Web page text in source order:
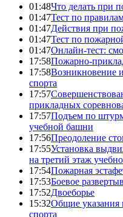
01:48Что делать при
01:47Тест по
01:47Действия при
01:47Тест по
01:47Онлайн-тест:
17:58Пожарно-
17:58Возникновение
спорта
17:57
прикладных
17:57Подъем по
учебной башни
17:56Преодоление
17:55Установка
на третий этаж
17:54Пожарная
17:53Боевое
17:52Двоеборье
15:32Общие указания
спорта